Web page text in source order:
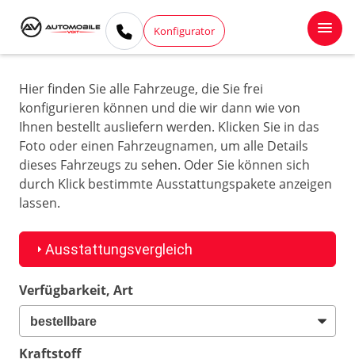
Konfigurator
Hier finden Sie alle Fahrzeuge, die Sie frei
konfigurieren können und die wir dann wie von
Ihnen bestellt ausliefern werden. Klicken Sie in das
Foto oder einen Fahrzeugnamen, um alle Details
dieses Fahrzeugs zu sehen. Oder Sie können sich
durch Klick bestimmte Ausstattungspakete anzeigen
lassen.
Ausstattungsvergleich
Verfügbarkeit, Art
Kraftstoff